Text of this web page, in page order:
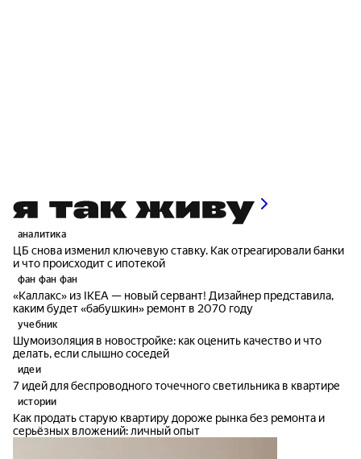
аналитика
ЦБ снова изменил ключевую ставку. Как отреагировали банки
и что происходит с ипотекой
фан фан фан
«Каллакс» из IKEA — новый сервант! Дизайнер представила,
каким будет «бабушкин» ремонт в 2070 году
учебник
Шумоизоляция в новостройке: как оценить качество и что
делать, если слышно соседей
идеи
7 идей для беспроводного точечного светильника в квартире
истории
Как продать старую квартиру дороже рынка без ремонта и
серьёзных вложений: личный опыт